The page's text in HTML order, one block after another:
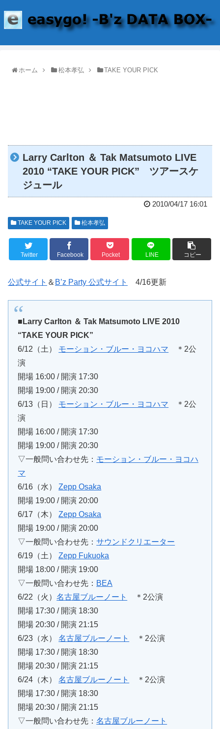
ホーム 松本孝弘 TAKE YOUR PICK
Larry Carlton ＆ Tak Matsumoto LIVE
2010 “TAKE YOUR PICK” ツアースケ
ジュール
2010/04/17 16:01
TAKE YOUR PICK 松本孝弘
Twitter Facebook Pocket LINE コピー
公式サイト ＆ B’z Party 公式サイト 4/16更新
■Larry Carlton ＆ Tak Matsumoto LIVE 2010
“TAKE YOUR PICK”
6/12（土） モーション・ブルー・ヨコハマ ＊2公
演
開場 16:00 / 開演 17:30
開場 19:00 / 開演 20:30
6/13（日） モーション・ブルー・ヨコハマ ＊2公
演
開場 16:00 / 開演 17:30
開場 19:00 / 開演 20:30
▽一般問い合わせ先： モーション・ブルー・ヨコハ
マ
6/16（水）Zepp Osaka
開場 19:00 / 開演 20:00
6/17（木）Zepp Osaka
開場 19:00 / 開演 20:00
▽一般問い合わせ先：サウンドクリエーター
6/19（土）Zepp Fukuoka
開場 18:00 / 開演 19:00
▽一般問い合わせ先： BEA
6/22（火）名古屋ブルーノート
＊2公演
開場 17:30 / 開演 18:30
開場 20:30 / 開演 21:15
6/23（水）名古屋ブルーノート
＊2公演
開場 17:30 / 開演 18:30
開場 20:30 / 開演 21:15
6/24（木）名古屋ブルーノート
＊2公演
開場 17:30 / 開演 18:30
開場 20:30 / 開演 21:15
▽一般問い合わせ先：名古屋ブルーノート